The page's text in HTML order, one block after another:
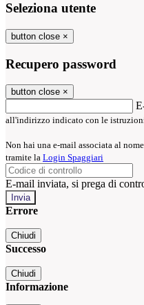
Seleziona utente
button close ×
Recupero password
button close ×
all'indirizzo indicato con le
Non hai una e-mail associata al
tramite la Login Spaggiari
E-mail inviata, si prega di
Errore
Chiudi
Successo
Chiudi
Informazione